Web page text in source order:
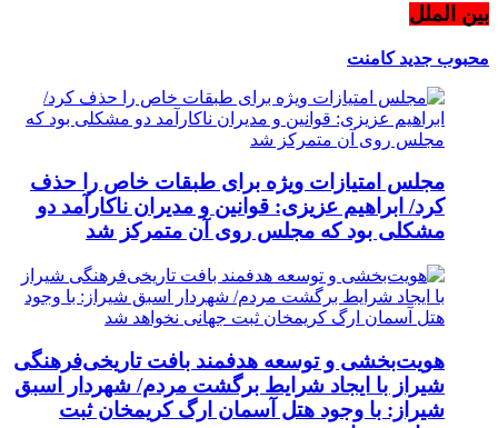
بین الملل
محبوب جدیدکامنت
مجلس امتیازات ویژه برای طبقات خاص را حذف
کرد/ ابراهیم عزیزی: قوانین و مدیران ناکارآمد دو
مشکلی بود که مجلس روی آن متمرکز شد
هویت‌بخشی و توسعه هدفمند بافت تاریخی‌فرهنگی
شیراز با ایجاد شرایط برگشت مردم/ شهردار اسبق
شیراز: با وجود هتل آسمان ارگ کریمخان ثبت